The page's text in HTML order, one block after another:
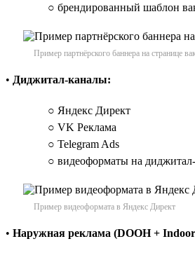
○ брендированный шаблон
Пример партнёрского баннера на странице
• Диджитал-каналы:
○ Яндекс Директ
○ VK Реклама
○ Telegram Ads
○ видеоформаты на
Пример видеоформата в Яндекс Директ
• Наружная реклама (DOOH +